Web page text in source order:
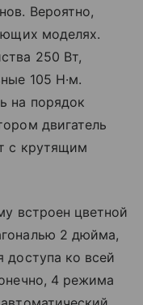
Вероятно,
моделях.
250 Вт,
105 Н·м.
на порядок
двигатель
с крутящим
встроен цветной
2 дюйма,
доступа ко всей
4 режима